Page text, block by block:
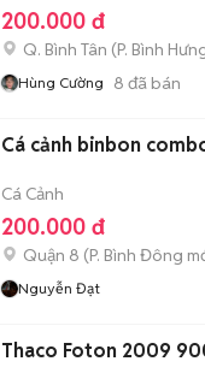
200.000 đ
Q. Bình Tân (P. Bình
Hùng Cường 8 đã bán
Cá cảnh binbon
Cá Cảnh
200.000 đ
Quận 8 (P. Bình Đông
Nguyễn Đạt
Thaco Foton 2009